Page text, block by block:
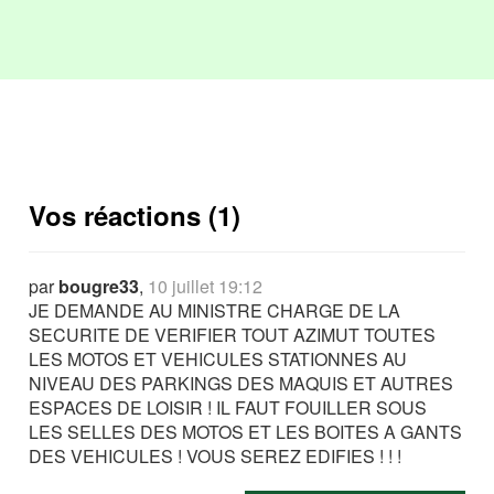
Vos réactions (1)
parbougre33, 10 juillet 19:12
JE DEMANDE AU MINISTRE CHARGE DE LA
SECURITE DE VERIFIER TOUT AZIMUT TOUTES
LES MOTOS ET VEHICULES STATIONNES AU
NIVEAU DES PARKINGS DES MAQUIS ET AUTRES
ESPACES DE LOISIR ! IL FAUT FOUILLER SOUS
LES SELLES DES MOTOS ET LES BOITES A GANTS
DES VEHICULES ! VOUS SEREZ EDIFIES ! ! !